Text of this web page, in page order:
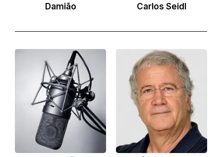
Damião Carlos Seidl